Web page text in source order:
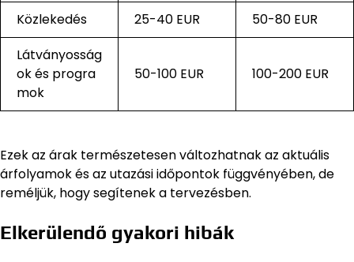
Közlekedés 25-40 EUR
50-80 EUR
Látványosság
ok és progra
mok
50-100 EUR 100-200 EUR
Ezek az árak természetesen változhatnak az aktuális
árfolyamok és az utazási időpontok függvényében, de
reméljük, hogy segítenek a tervezésben.
Elkerülendő gyakori hibák